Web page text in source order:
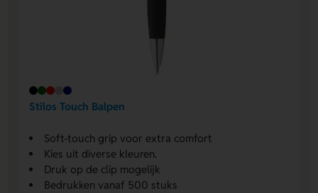
Stilos Touch Balpen
Soft-touch grip voor extra comfort
Kies uit diverse kleuren.
Druk op de clip mogelijk
Bedrukken vanaf 500 stuks